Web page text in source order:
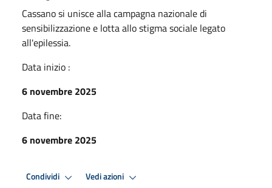
Cassano si unisce alla campagna nazionale di
sensibilizzazione e lotta allo stigma sociale legato
all'epilessia.
Data inizio :
6 novembre 2025
Data fine:
6 novembre 2025
Condividi Vedi azioni